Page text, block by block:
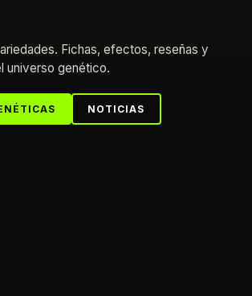
Fichas, efectos, reseñas y
universo genético.
NOTICIAS